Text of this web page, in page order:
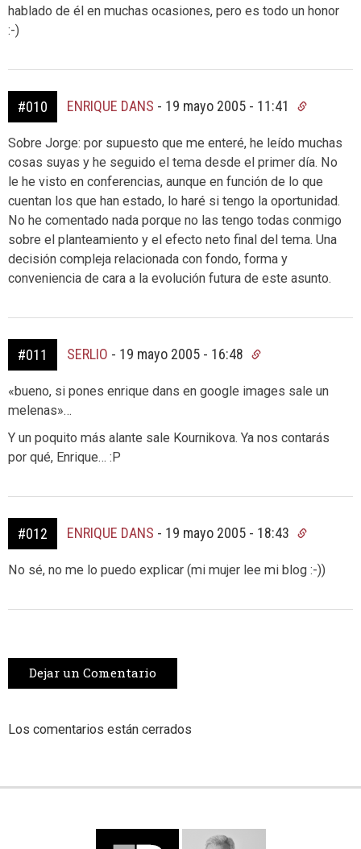
hablado de él en muchas ocasiones, pero es todo un honor
:-)
#010 ENRIQUE DANS - 19 mayo 2005 - 11:41
Sobre Jorge: por supuesto que me enteré, he leído muchas
cosas suyas y he seguido el tema desde el primer día. No
le he visto en conferencias, aunque en función de lo que
cuentan los que han estado, lo haré si tengo la oportunidad.
No he comentado nada porque no las tengo todas conmigo
sobre el planteamiento y el efecto neto final del tema. Una
decisión compleja relacionada con fondo, forma y
conveniencia de cara a la evolución futura de este asunto.
#011 SERLIO - 19 mayo 2005 - 16:48
«bueno, si pones enrique dans en google images sale un
melenas»…
Y un poquito más alante sale Kournikova. Ya nos contarás
por qué, Enrique… :P
#012 ENRIQUE DANS - 19 mayo 2005 - 18:43
No sé, no me lo puedo explicar (mi mujer lee mi blog :-))
Dejar un Comentario
Los comentarios están cerrados